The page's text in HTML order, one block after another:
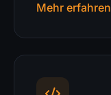
Mehr erfahren